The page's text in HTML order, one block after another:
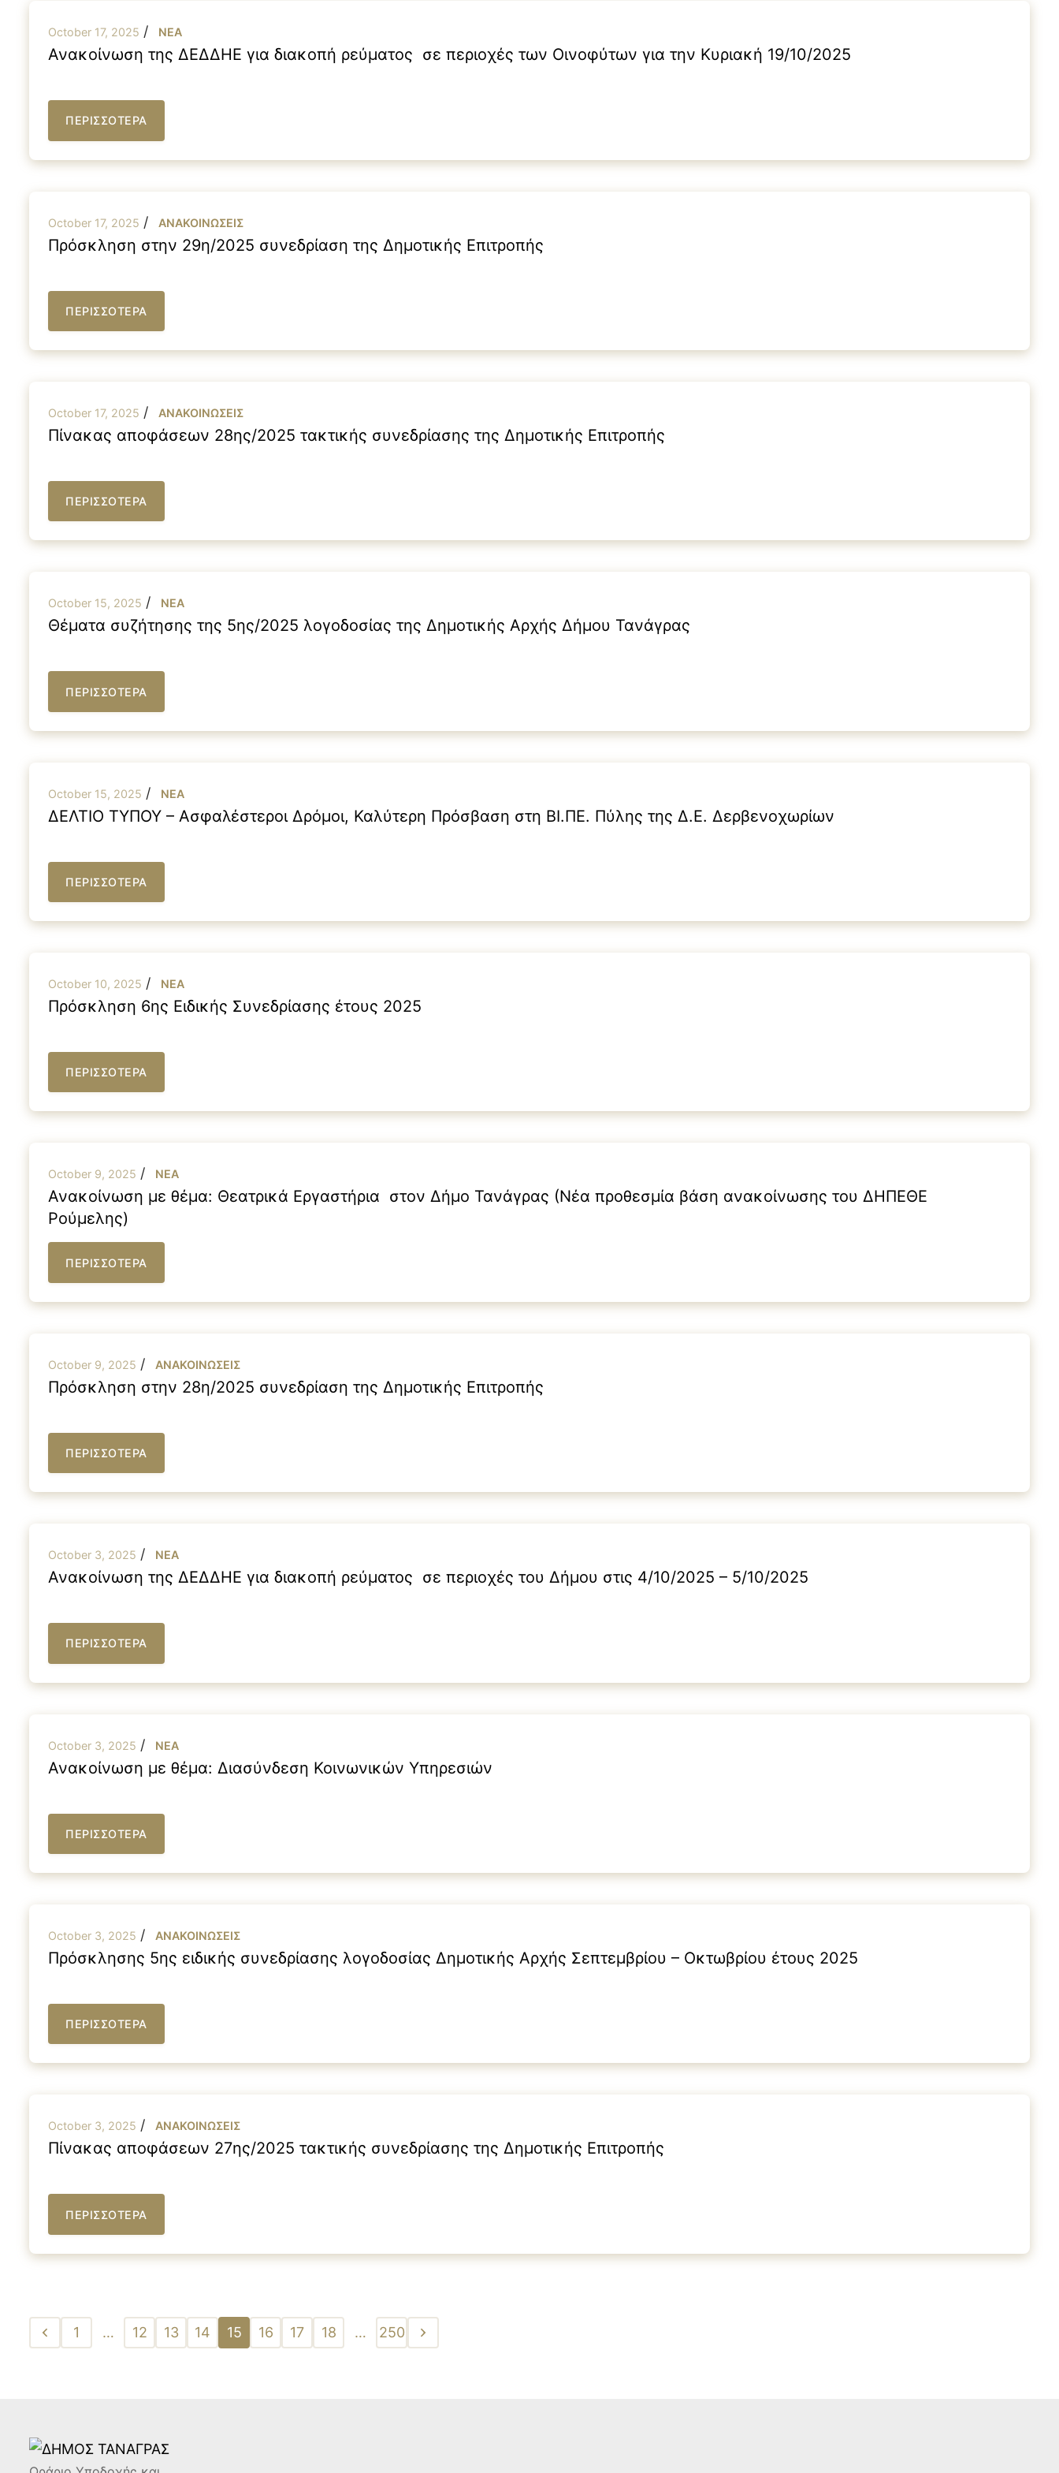
October 17, 2025 / NEA
Ανακοίνωση της ΔΕΔΔΗΕ για διακοπή ρεύματος σε περιοχές των Οινοφύτων για την Κυριακή 19/10/2025
ΠΕΡΙΣΣΟΤΕΡΑ
October 17, 2025 / ΑΝΑΚΟΙΝΩΣΕΙΣ
Πρόσκληση στην 29η/2025 συνεδρίαση της Δημοτικής Επιτροπής
ΠΕΡΙΣΣΟΤΕΡΑ
October 17, 2025 / ΑΝΑΚΟΙΝΩΣΕΙΣ
Πίνακας αποφάσεων 28ης/2025 τακτικής συνεδρίασης της Δημοτικής Επιτροπής
ΠΕΡΙΣΣΟΤΕΡΑ
October 15, 2025 / NEA
Θέματα συζήτησης της 5ης/2025 λογοδοσίας της Δημοτικής Αρχής Δήμου Τανάγρας
ΠΕΡΙΣΣΟΤΕΡΑ
October 15, 2025 / NEA
ΔΕΛΤΙΟ ΤΥΠΟΥ – Ασφαλέστεροι Δρόμοι, Καλύτερη Πρόσβαση στη ΒΙ.ΠΕ. Πύλης της Δ.Ε. Δερβενοχωρίων
ΠΕΡΙΣΣΟΤΕΡΑ
October 10, 2025 / NEA
Πρόσκληση 6ης Ειδικής Συνεδρίασης έτους 2025
ΠΕΡΙΣΣΟΤΕΡΑ
October 9, 2025 / NEA
Ανακοίνωση με θέμα: Θεατρικά Εργαστήρια στον Δήμο Τανάγρας (Νέα προθεσμία βάση ανακοίνωσης του ΔΗΠΕΘΕ
Ρούμελης)
ΠΕΡΙΣΣΟΤΕΡΑ
October 9, 2025 / ΑΝΑΚΟΙΝΩΣΕΙΣ
Πρόσκληση στην 28η/2025 συνεδρίαση της Δημοτικής Επιτροπής
ΠΕΡΙΣΣΟΤΕΡΑ
October 3, 2025 / NEA
Ανακοίνωση της ΔΕΔΔΗΕ για διακοπή ρεύματος σε περιοχές του Δήμου στις 4/10/2025 – 5/10/2025
ΠΕΡΙΣΣΟΤΕΡΑ
October 3, 2025 / NEA
Ανακοίνωση με θέμα: Διασύνδεση Κοινωνικών Υπηρεσιών
ΠΕΡΙΣΣΟΤΕΡΑ
October 3, 2025 / ΑΝΑΚΟΙΝΩΣΕΙΣ
Πρόσκλησης 5ης ειδικής συνεδρίασης λογοδοσίας Δημοτικής Αρχής Σεπτεμβρίου – Οκτωβρίου έτους 2025
ΠΕΡΙΣΣΟΤΕΡΑ
October 3, 2025 / ΑΝΑΚΟΙΝΩΣΕΙΣ
Πίνακας αποφάσεων 27ης/2025 τακτικής συνεδρίασης της Δημοτικής Επιτροπής
ΠΕΡΙΣΣΟΤΕΡΑ
Posts
1 … 12 13 14 15 16 17 18 … 250